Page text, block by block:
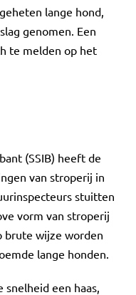
lange hond,
genomen. Een
te melden op het
(SSIB) heeft de
van stroperij in
stuitten
vorm van stroperij
brute wijze worden
lange honden.
een haas,